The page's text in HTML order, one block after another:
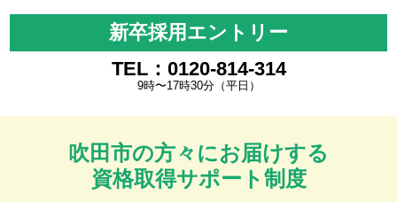
新卒採用エントリー
TEL：0120-814-314
9時〜17時30分（平日）
吹田市の方々にお届けする
資格取得サポート制度